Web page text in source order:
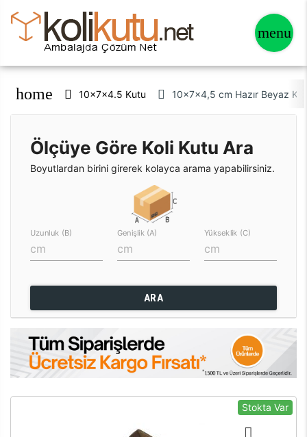
home 10x7x4.5 Kutu 10x7x4,5 cm Hazır Beyaz
Ölçüye Göre Koli Kutu Ara
Boyutlardan birini girerek kolayca arama yapabilirsiniz.
Uzunluk (B) Genişlik (A) Yükseklik (C)
ARA
Stokta Var